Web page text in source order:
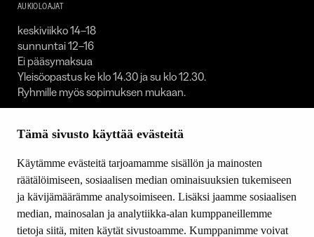
Tämä sivusto käyttää evästeitä
Käytämme evästeitä tarjoamamme sisällön ja mainosten
räätälöimiseen, sosiaalisen median ominaisuuksien tukemiseen
ja kävijämäärämme analysoimiseen. Lisäksi jaamme sosiaalisen
median, mainosalan ja analytiikka-alan kumppaneillemme
tietoja siitä, miten käytät sivustoamme. Kumppanimme voivat
AUKIOLOAJAT
keskiviikko 14–18
sunnuntai 12–16
Ei pääsymaksua
Yleisöopastus ke klo 14.30 ja su klo 12.30.
Ryhmille myös sopimuksen mukaan.
1.1. / 30.4.–1.5. / 23.–25.12. / 31.12.
SEURAA MEITÄ
Facebook
Youtube
Instagram